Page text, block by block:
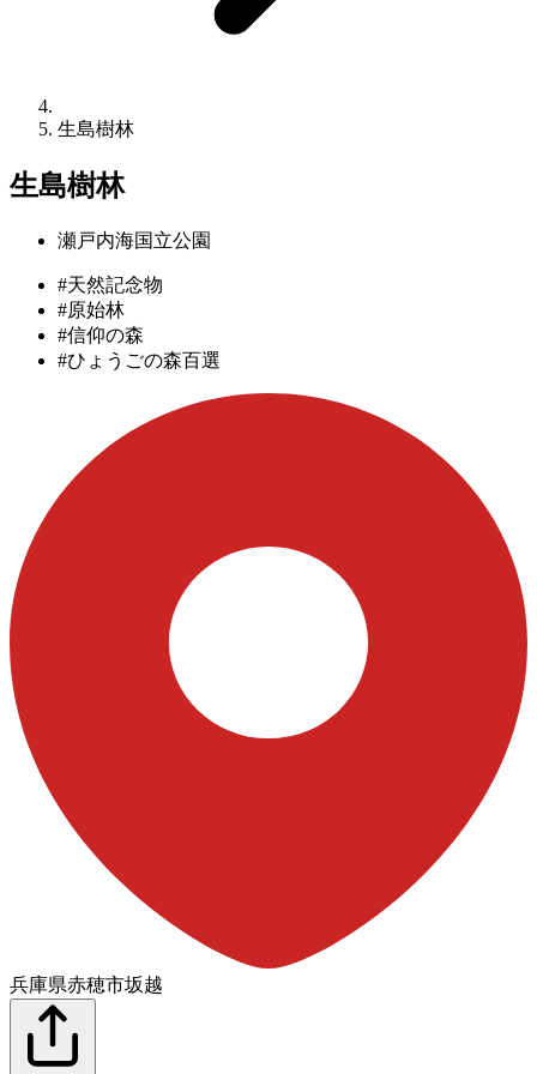
生島樹林
生島樹林
瀬戸内海国立公園
#天然記念物
#原始林
#信仰の森
#ひょうごの森百選
兵庫県赤穂市坂越